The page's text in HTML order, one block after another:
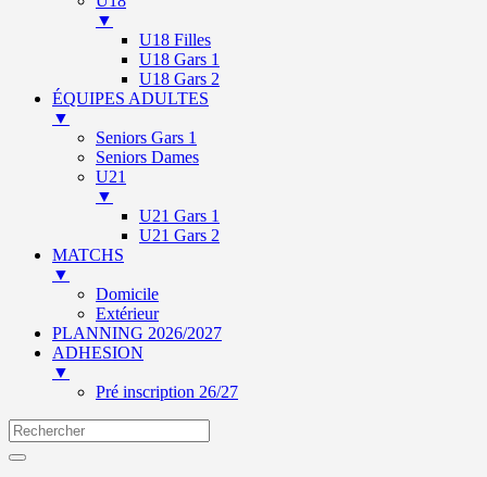
▼
U18 Filles
U18 Gars 1
U18 Gars 2
ÉQUIPES ADULTES
▼
Seniors Gars 1
Seniors Dames
U21
▼
U21 Gars 1
U21 Gars 2
MATCHS
▼
Domicile
Extérieur
PLANNING 2026/2027
ADHESION
▼
Pré inscription 26/27